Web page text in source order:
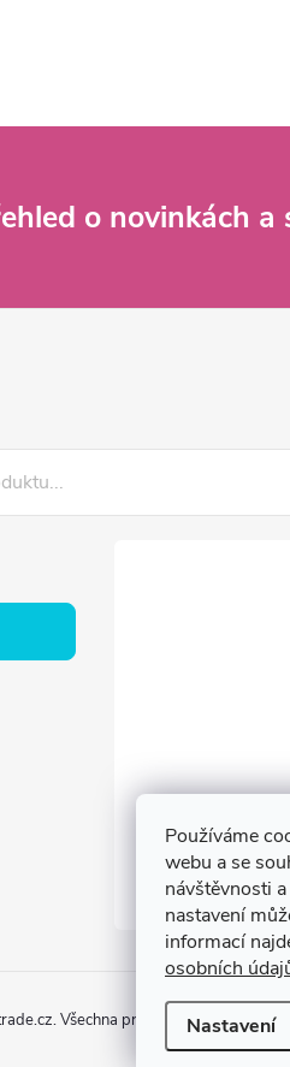
Používáme
webu a se
návštěvnosti
nastavení
informací
osobních
Nastavení
o novinkách a
. Všechna práva vyhrazena.